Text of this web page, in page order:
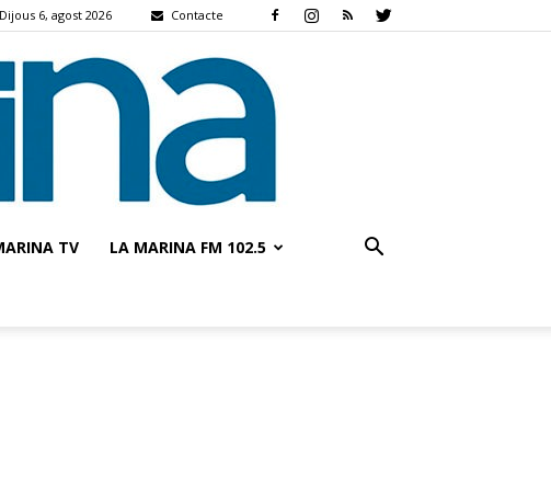
Dijous 6, agost 2026 Contacte
TV LA MARINA FM 102.5